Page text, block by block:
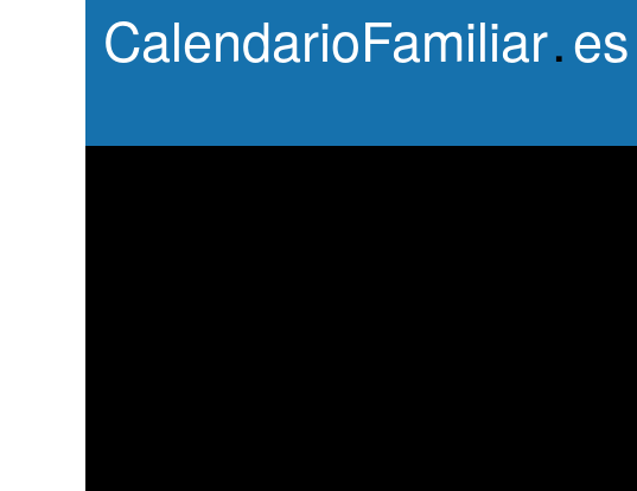
CalendarioFamiliar.es